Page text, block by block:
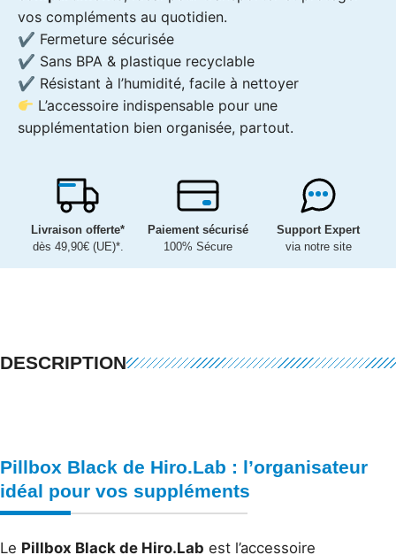
vos compléments au quotidien.
✔ Fermeture sécurisée
✔ Sans BPA & plastique recyclable
✔ Résistant à l’humidité, facile à nettoyer
L’accessoire indispensable pour une
supplémentation bien organisée, partout.
Livraison offerte*
dès 49,90€ (UE)*.
Paiement sécurisé
100% Sécure
Support Expert
via notre site
DESCRIPTION
Pillbox Black de Hiro.Lab : l’organisateur
idéal pour vos suppléments
Le Pillbox Black de Hiro.Lab est l’accessoire